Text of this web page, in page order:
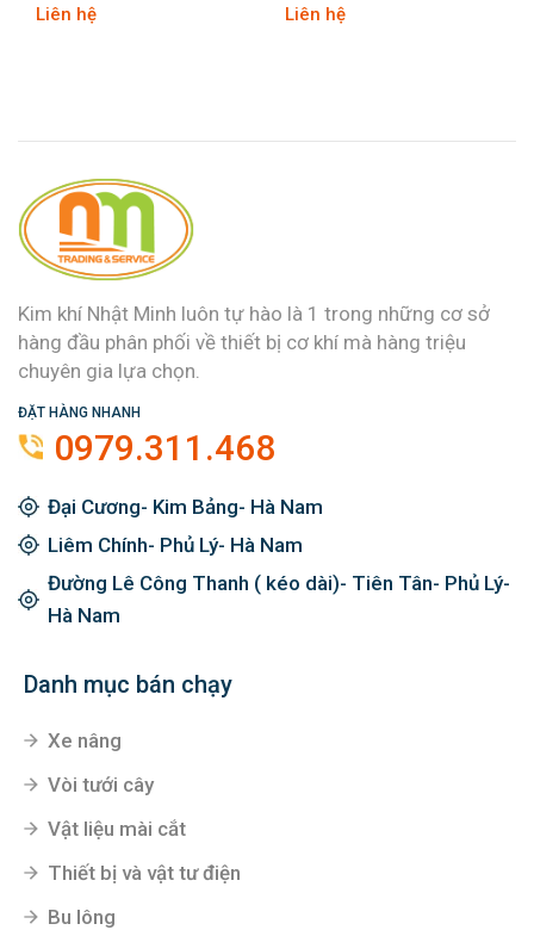
Liên hệ Liên hệ
Kim khí Nhật Minh luôn tự hào là 1 trong những cơ sở
hàng đầu phân phối về thiết bị cơ khí mà hàng triệu
chuyên gia lựa chọn.
ĐẶT HÀNG NHANH
0979.311.468
Đại Cương- Kim Bảng- Hà Nam
Liêm Chính- Phủ Lý- Hà Nam
Đường Lê Công Thanh ( kéo dài)- Tiên Tân- Phủ Lý-
Hà Nam
Danh mục bán chạy
Xe nâng
Vòi tưới cây
Vật liệu mài cắt
Thiết bị và vật tư điện
Bu lông